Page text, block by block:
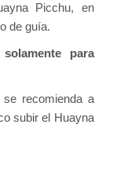
Picchu, en
de guía.
para
recomienda a
subir el Huayna